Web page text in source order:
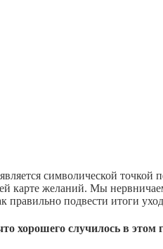
символической
карте желаний. Мы
правильно подвести итоги
хорошего случилось в этом